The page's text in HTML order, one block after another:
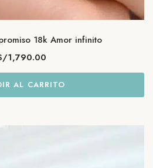
18k Amor infinito
1,790.00
AL CARRITO